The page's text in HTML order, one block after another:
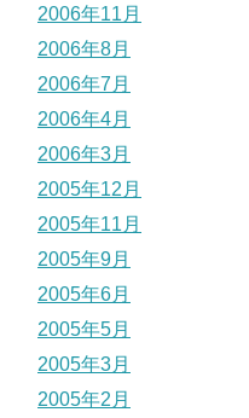
2006年11月
2006年8月
2006年7月
2006年4月
2006年3月
2005年12月
2005年11月
2005年9月
2005年6月
2005年5月
2005年3月
2005年2月